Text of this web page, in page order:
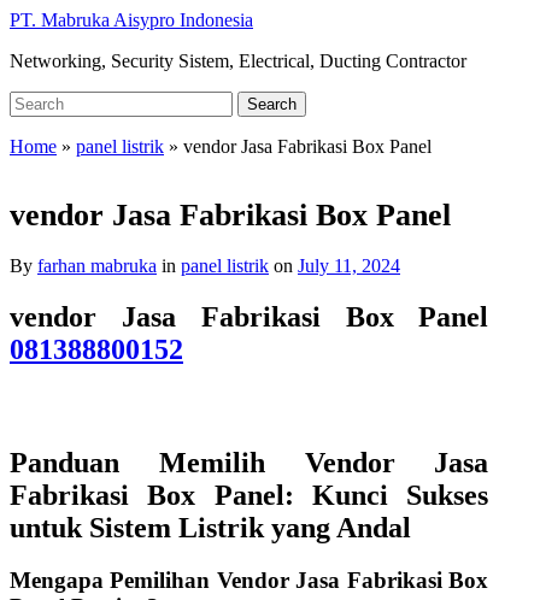
Skip
main
PT. Mabruka Aisypro Indonesia
Networking, Security Sistem, Electrical, Ducting Contractor
Search
for:
Search
Home » panel listrik » vendor Jasa Fabrikasi Box Panel
vendor Jasa Fabrikasi Box Panel
By farhan mabruka in panel listrik on July 11, 2024
vendor Jasa Fabrikasi Box Panel
081388800152
Panduan Memilih Vendor Jasa
Fabrikasi Box Panel: Kunci Sukses
untuk Sistem Listrik yang Andal
Mengapa Pemilihan Vendor Jasa Fabrikasi Box